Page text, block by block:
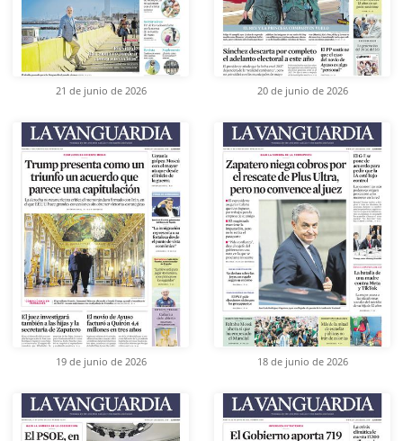
21 de junio de 2026 20 de junio de 2026
19 de junio de 2026 18 de junio de 2026